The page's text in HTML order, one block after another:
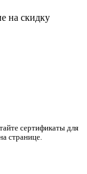
на скидку
сертификаты для
странице.